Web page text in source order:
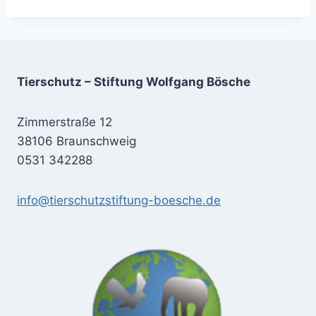
Tierschutz – Stiftung Wolfgang Bösche
Zimmerstraße 12
38106 Braunschweig
0531 342288
info@tierschutzstiftung-boesche.de